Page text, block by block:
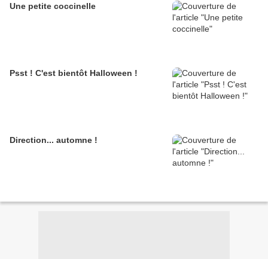
Une petite coccinelle
Psst ! C'est bientôt Halloween !
Direction... automne !